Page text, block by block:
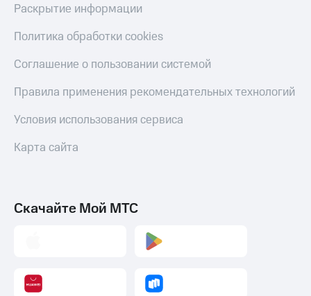
Раскрытие информации
Политика обработки cookies
Соглашение о пользовании системой
Правила применения рекомендательных технологий
Условия использования сервиса
Карта сайта
Скачайте Мой МТС